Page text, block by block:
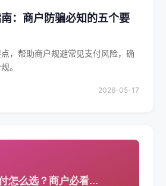
：商户防骗必知的五个要
，帮助商户规避常见支付风险，确
。
2026-05-17